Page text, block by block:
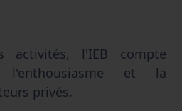
activités, l'IEB compte
l'enthousiasme et la
privés.